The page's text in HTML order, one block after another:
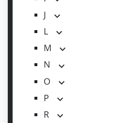
J
L
M
N
O
P
R